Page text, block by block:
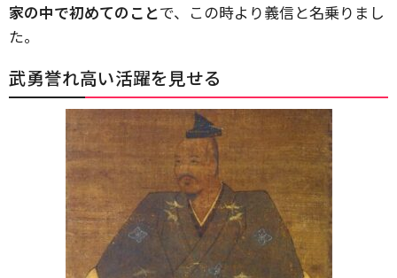
家の中で初めてのことで、この時より義信と名乗りまし
た。
武勇誉れ高い活躍を見せる